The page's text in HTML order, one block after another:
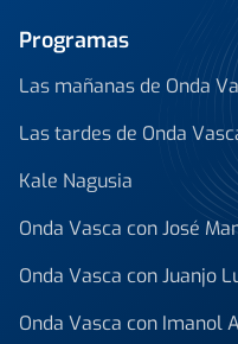
Programas
Las mañanas de Onda
Las tardes de Onda
Kale Nagusia
Onda Vasca con José
Onda Vasca con Juanjo
Onda Vasca con Imanol